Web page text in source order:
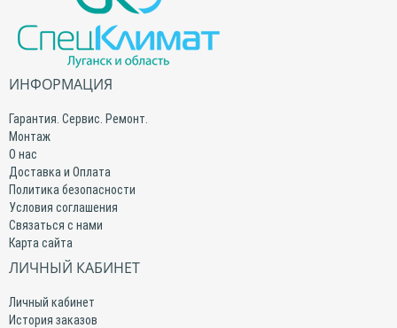
ИНФОРМАЦИЯ
Гарантия. Сервис. Ремонт.
Монтаж
О нас
Доставка и Оплата
Политика безопасности
Условия соглашения
Связаться с нами
Карта сайта
ЛИЧНЫЙ КАБИНЕТ
Личный кабинет
История заказов